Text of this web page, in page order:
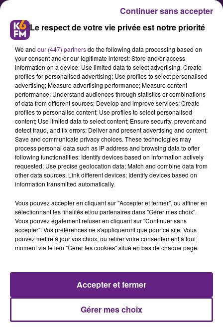
Hockey : Gap frappe un grand
coup (2-6)
En demi-finale de Play-off, les
Rapaçes de Gap ont frappé fort ce
samedi soir la patinoire de Dijon.
Après 2 victoires à domicile et une
scalp des Ducs du Dijon Hockey
Club 6-2. Le DHC devra créer
l'exploit mardi soir à Gap pour
Publié : 15 mars 2015 à 5h10 par 45
Le respect de votre vie privée est notre priorité
We and our (447) partnersdo the following data processing based on
your consent and/or our legitimate interest: Store and/or access
information on a device; Use limited data to select advertising; Create
profiles for personalised advertising; Use profiles to select personalised
advertising; Measure advertising performance; Measure content
performance; Understand audiences through statistics or combinations
of data from different sources; Develop and improve services; Create
profiles to personalise content; Use profiles to select personalised
content; Use limited data to select content; Ensure security, prevent and
detect fraud, and fix errors; Deliver and present advertising and content;
Save and communicate privacy choices. These technologies may
process personal data such as IP address and browsing data to offer
following functionalities: Identify devices based on information actively
requested; Use precise geolocation data; Match and combine data from
other data sources; Link different devices; Identify devices based on
information transmitted automatically.
Vous pouvez accepter en cliquant sur "Accepter et fermer", ou affiner en
sélectionnant les finalités et/ou partenaires dans "Gérer mes choix".
Vous pouvez également refuser en cliquant sur "Continuer sans
accepter". Vos préférences ne s'appliqueront que pour ce site. Vous
pouvez mettre à jour vos choix, ou retirer votre consentement à tout
moment via le lien "Gérer les cookies" situé en bas de chaque page.
Gérer mes choix
Accepter et fermer
Continuer sans accepter